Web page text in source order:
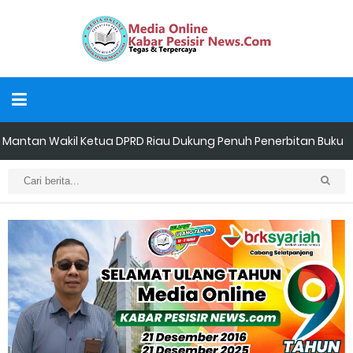
Apel Siaga Karhutla 2026 Digelar di Sabak Auh, Polsek dan
Forkopimcam Perkuat Kesiapsiagaan Cegah Kebakaran
Musyawarah LAM Ke-3 Tualang Sukses, Zulkifli Z (Nomor Urut 1)
Resmi Terpilih Pimpin Lembaga Adat
Kapolres Kepulauan Meranti Perkuat Sinergi Jelang Ekspedisi
Merah Putih Presisi Polda Riau.